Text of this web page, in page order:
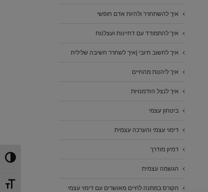
מתג
איך להשתחרר ולהיות אדם חופשי
איך להתמודד עם דחיינות ועצלנות
איך לחשוב חיובי |איך לשחרר חשיבה שלילית
איך ליהנות מהחיים
איך לנצל הזדמנויות
ביטחון עצמי
דימוי עצמי והערכה עצמית
דמיון מודרך
הגשמה עצמית
הקורס במתנה לחיים מאושרים עם דימוי עצמי